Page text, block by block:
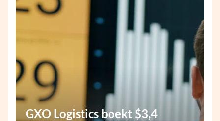
GXO Logistics boekt $3,4